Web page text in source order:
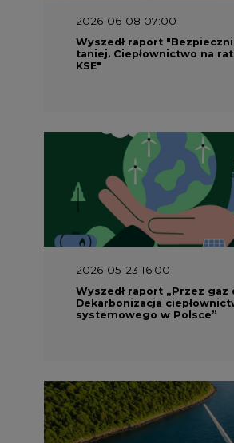
2026-06-08 07:00
Wyszedł raport
taniej. Ciepłownictwo na
KSE"
2026-05-23 16:00
Wyszedł raport „Przez gaz
Dekarbonizacja
systemowego w Polsce”